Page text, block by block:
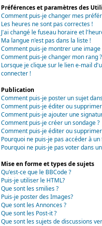
Préférences et paramètres des
Comment puis-je changer mes
Les heures ne sont pas correctes !
J'ai changé le fuseau horaire et
Ma langue n'est pas dans la liste !
Comment puis-je montrer une
Comment puis-je changer mon rang ?
Lorsque je clique sur le lien e-mail
connecter !
Publication
Comment puis-je poster un sujet
Comment puis-je éditer ou
Comment puis-je ajouter une
Comment puis-je créer un sondage ?
Comment puis-je éditer ou
Pourquoi ne puis-je pas accéder à un
Pourquoi ne puis-je pas voter dans
Mise en forme et types de sujets
Qu'est-ce que le BBCode ?
Puis-je utiliser le HTML?
Que sont les smilies ?
Puis-je poster des Images?
Que sont les Annonces ?
Que sont les Post-it ?
Que sont les sujets de discussions